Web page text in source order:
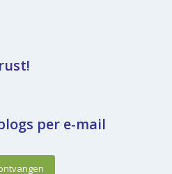
per e-mail